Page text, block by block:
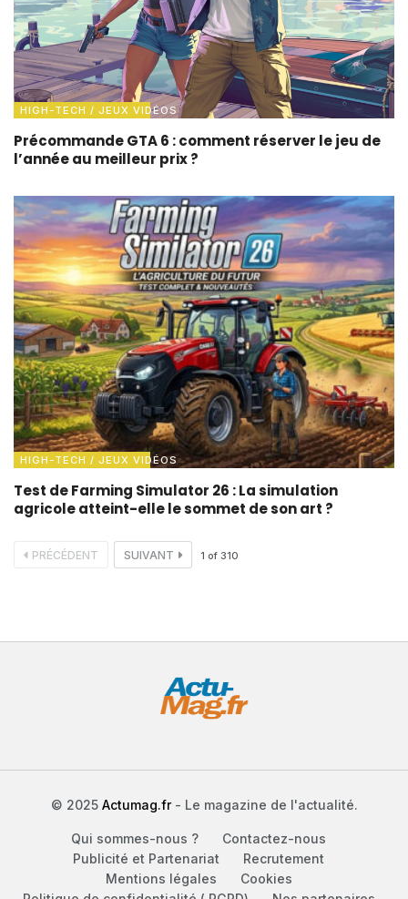
HIGH-TECH / JEUX VIDÉOS
Précommande GTA 6 : comment réserver le jeu de
l’année au meilleur prix ?
HIGH-TECH / JEUX VIDÉOS
Test de Farming Simulator 26 : La simulation
agricole atteint-elle le sommet de son art ?
PRÉCÉDENT SUIVANT 1 of 310
© 2025 Actumag.fr- Le magazine de l'actualité.
Qui sommes-nous ?
Contactez-nous
Publicité et Partenariat
Recrutement
Mentions légales
Cookies